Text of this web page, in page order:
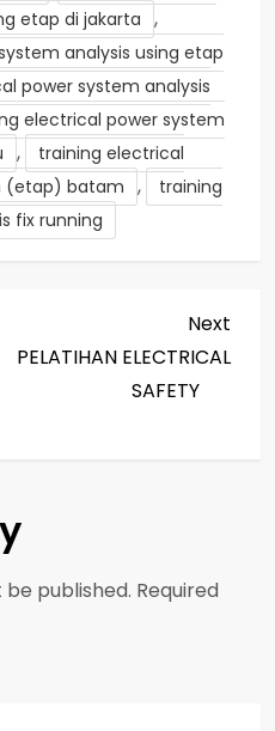
etap di jakarta ,
analysis using etap
power system analysis
electrical power system
,
training electrical
(etap) batam ,
training
fix running
Post
Next
PELATIHAN ELECTRICAL
SAFETY
published. Required